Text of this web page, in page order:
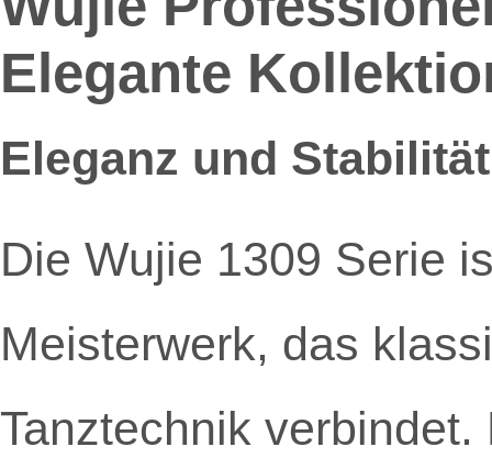
Elegante
Eleganz und
Die Wujie 1309 Serie
Meisterwerk, das
Tanztechnik